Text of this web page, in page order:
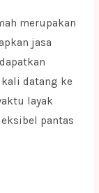
merupakan
jasa
datang ke
layak
pantas